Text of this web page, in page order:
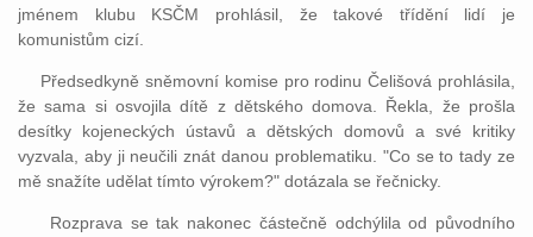
jménem klubu KSČM prohlásil, že takové třídění lidí je
komunistům cizí.
Předsedkyně sněmovní komise pro rodinu Čelišová prohlásila,
že sama si osvojila dítě z dětského domova. Řekla, že prošla
desítky kojeneckých ústavů a dětských domovů a své kritiky
vyzvala, aby ji neučili znát danou problematiku. "Co se to tady ze
mě snažíte udělat tímto výrokem?" dotázala se řečnicky.
Rozprava se tak nakonec částečně odchýlila od původního